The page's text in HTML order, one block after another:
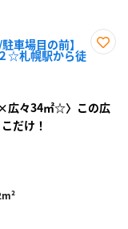
車場目の前】
☆札幌駅から徒
×広々34㎡☆〉この広
だけ！